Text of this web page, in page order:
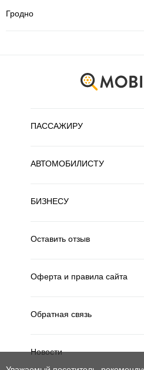
Гродно
ПАССАЖИРУ
АВТОМОБИЛИСТУ
БИЗНЕСУ
Оставить отзыв
Оферта и правила сайта
Обратная связь
Новости